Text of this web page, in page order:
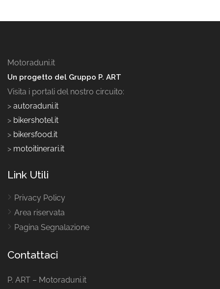
Motoraduni.it
Un progetto del Gruppo P. ART
Visita i portali del nostro circuito:
> autoraduni.it
> bikershotel.it
> bikersfood.it
> motoitinerari.it
Link Utili
Privacy Policy
Area riservata
Pagina Segnalazione
Contattaci
P. ART – Motoraduni.it